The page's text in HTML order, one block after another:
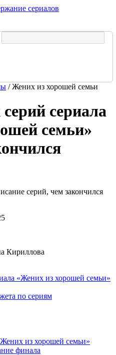
сериалов
/Жених из хорошей семьи
сериала
семьи»
Кириллова
«Жених из хорошей семьи»
по сериям
из хорошей семьи»
финала